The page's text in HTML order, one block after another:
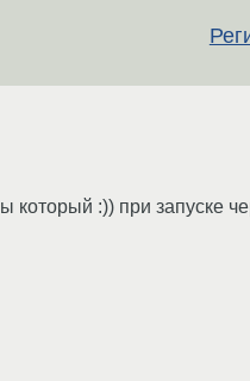
который :)) при запуске